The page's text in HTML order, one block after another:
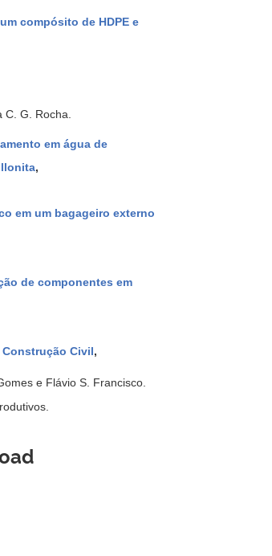
compósito de HDPE e
C. G. Rocha.
em água de
,
em um bagageiro externo
de componentes em
Civil,
e Flávio S. Francisco.